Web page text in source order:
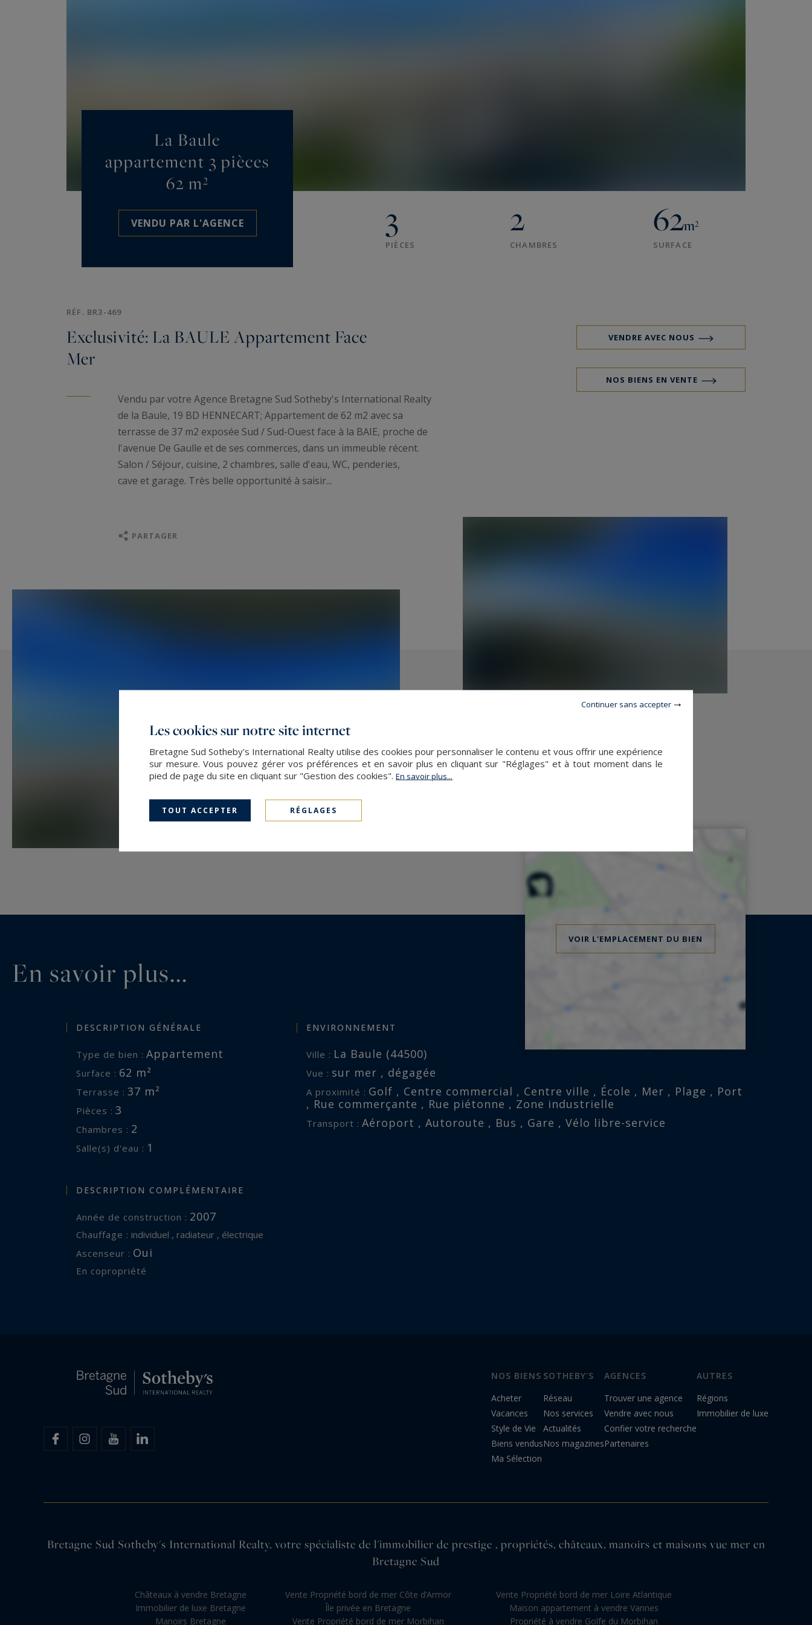
La Baule
appartement 3 pièces
62 m²
VENDU PAR L'AGENCE 3
PIÈCES
2
CHAMBRES
62m²
SURFACE
RÉF. BR3-469
Exclusivité: La BAULE Appartement Face
Mer
Vendu par votre Agence Bretagne Sud Sotheby's International Realty
de la Baule, 19 BD HENNECART; Appartement de 62 m2 avec sa
terrasse de 37 m2 exposée Sud / Sud-Ouest face à la BAIE, proche de
l'avenue De Gaulle et de ses commerces, dans un immeuble récent.
Salon / Séjour, cuisine, 2 chambres, salle d'eau, WC, penderies,
cave et garage. Très belle opportunité à saisir...
PARTAGER
VENDRE AVEC NOUS
NOS BIENS EN VENTE
En savoir plus...
DESCRIPTION GÉNÉRALE
Type de bien : Appartement
Surface : 62 m²
Terrasse : 37 m²
Pièces : 3
Chambres : 2
Salle(s) d'eau : 1
ENVIRONNEMENT
Ville : La Baule (44500)
Vue : sur mer , dégagée
A proximité : Golf , Centre commercial , Centre ville , École , Mer , Plage , Port
, Rue commerçante , Rue piétonne , Zone industrielle
Transport : Aéroport , Autoroute , Bus , Gare , Vélo libre-service
DESCRIPTION COMPLÉMENTAIRE
Année de construction : 2007
Chauffage : individuel , radiateur , électrique
Ascenseur : Oui
En copropriété
VOIR L'EMPLACEMENT DU BIEN
NOS BIENS
Acheter
Vacances
Style de Vie
Biens vendus
Ma Sélection
SOTHEBY'S
Réseau
Nos services
Actualités
Nos magazines
AGENCES
Trouver une agence
Vendre avec nous
Confier votre recherche
Partenaires
AUTRES
Régions
Immobilier de luxe
Bretagne Sud Sotheby's International Realty, votre spécialiste de l'immobilier de prestige , propriétés, châteaux, manoirs et maisons vue mer en
Bretagne Sud
Châteaux à vendre Bretagne
Immobilier de luxe Bretagne
Manoirs Bretagne
Vente Propriété bord de mer Côte d’Armor
Île privée en Bretagne
Vente Propriété bord de mer Morbihan
Vente Propriété bord de mer Loire Atlantique
Maison appartement à vendre Vannes
Propriété à vendre Golfe du Morbihan
Les cookies sur notre site internet
Bretagne Sud Sotheby's International Realty utilise des cookies pour personnaliser le contenu et vous offrir une expérience
sur mesure. Vous pouvez gérer vos préférences et en savoir plus en cliquant sur "Réglages" et à tout moment dans le
pied de page du site en cliquant sur "Gestion des cookies". En savoir plus...
TOUT ACCEPTER RÉGLAGES
Continuer sans accepter